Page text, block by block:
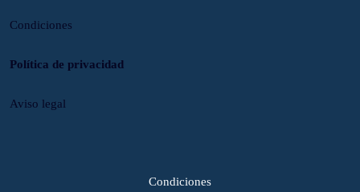
Condiciones
Política de privacidad
Aviso legal
Condiciones